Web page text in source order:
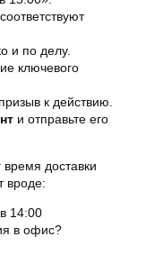
и по делу.
ключевого
к действию.
и отправьте его
доставки
вроде:
14:00
в офис?